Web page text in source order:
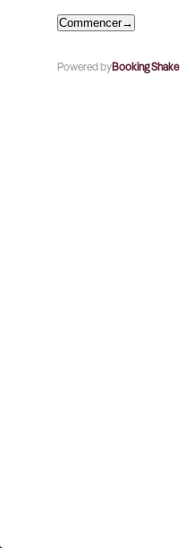
Commencer→
Powered byBooking Shake